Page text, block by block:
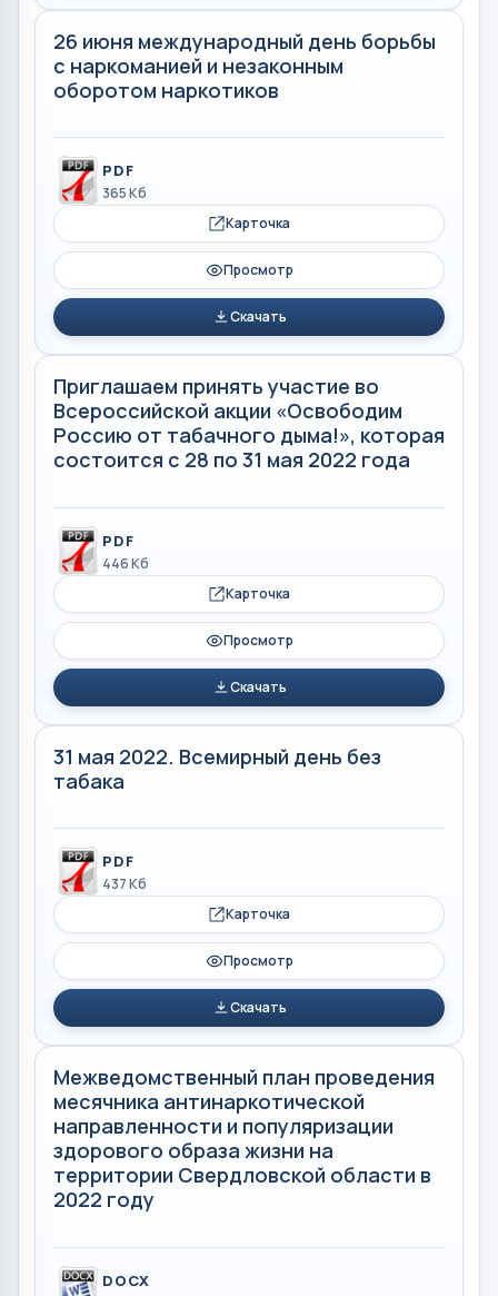
26 июня международный день борьбы
с наркоманией и незаконным
оборотом наркотиков
PDF
365 Кб
Карточка
Просмотр
Скачать
Приглашаем принять участие во
Всероссийской акции «Освободим
Россию от табачного дыма!», которая
состоится с 28 по 31 мая 2022 года
PDF
446 Кб
Карточка
Просмотр
Скачать
31 мая 2022. Всемирный день без
табака
PDF
437 Кб
Карточка
Просмотр
Скачать
Межведомственный план проведения
месячника антинаркотической
направленности и популяризации
здорового образа жизни на
территории Свердловской области в
2022 году
DOCX